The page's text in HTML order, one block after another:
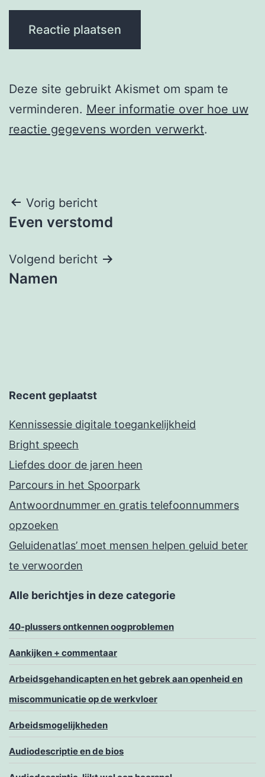
Deze site gebruikt Akismet om spam te
verminderen. Meer informatie over hoe uw
reactie gegevens worden verwerkt.
Berichtnavigatie
Vorig bericht
Even verstomd
Volgend bericht
Namen
Recent geplaatst
Kennissessie digitale toegankelijkheid
Bright speech
Liefdes door de jaren heen
Parcours in het Spoorpark
Antwoordnummer en gratis telefoonnummers
opzoeken
Geluidenatlas’ moet mensen helpen geluid beter
te verwoorden
Alle berichtjes in deze categorie
40-plussers ontkennen oogproblemen
Aankijken + commentaar
Arbeidsgehandicapten en het gebrek aan openheid en
miscommunicatie op de werkvloer
Arbeidsmogelijkheden
Audiodescriptie en de bios